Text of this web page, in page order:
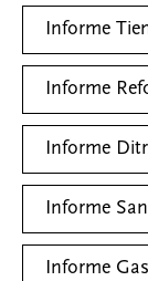
Informe
Informe
Informe
Informe
Informe